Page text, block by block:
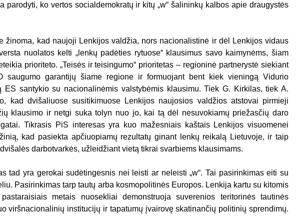
parodyti, ko vertos socialdemokratų ir kitų „w“ šalininkų kalbos apie draugystės
žinoma, kad naujoji Lenkijos valdžia, nors nacionalistinė ir dėl Lenkijos vidaus
nuolatos kelti „lenkų padėties rytuose“ klausimus savo kaimynėms, šiam
prioriteto. „Teisės ir teisingumo“ prioritetas – regioninė partnerystė siekiant
saugumo garantijų šiame regione ir formuojant bent kiek vieningą Vidurio
ES santykio su nacionalinėmis valstybėmis klausimu. Tiek G. Kirkilas, tiek A.
kad dvišaliuose susitikimuose Lenkijos naujosios valdžios atstovai pirmieji
klausimo ir netgi suka tolyn nuo jo, kai tą dėl nesuvokiamų priežasčių daro
Tikrasis PiS interesas yra kuo mažesniais kaštais Lenkijos visuomenei
kad pasiekta apčiuopiamų rezultatų ginant lenkų reikalą Lietuvoje, ir taip
darbotvarkės, užleidžiant vietą tikrai svarbiems klausimams.
tad yra gerokai sudėtingesnis nei leisti ar neleisti „w“. Tai pasirinkimas eiti su
Pasirinkimas tarp tautų arba kosmopolitinės Europos. Lenkija kartu su kitomis
metais nuosekliai demonstruoja suverenios teritorinės tautinės
viršnacionalinių institucijų ir tapatumų įvairovę skatinančių politinių sprendimų.